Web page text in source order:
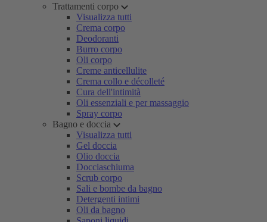
Trattamenti corpo
Visualizza tutti
Crema corpo
Deodoranti
Burro corpo
Oli corpo
Creme anticellulite
Crema collo e décolleté
Cura dell'intimità
Oli essenziali e per massaggio
Spray corpo
Bagno e doccia
Visualizza tutti
Gel doccia
Olio doccia
Docciaschiuma
Scrub corpo
Sali e bombe da bagno
Detergenti intimi
Oli da bagno